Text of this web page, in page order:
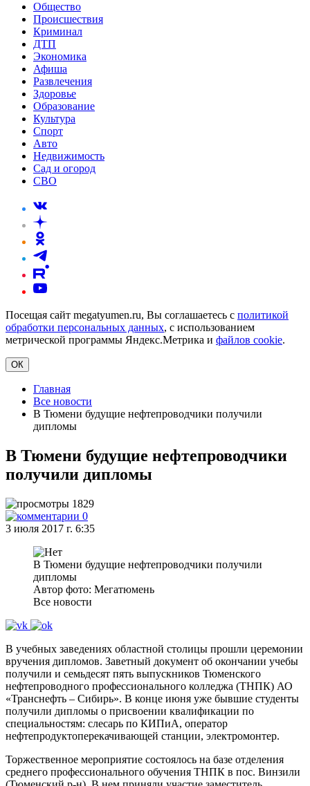
Общество
Происшествия
Криминал
ДТП
Экономика
Афиша
Развлечения
Здоровье
Образование
Культура
Спорт
Авто
Недвижимость
Сад и огород
СВО
Посещая сайт megatyumen.ru, Вы соглашаетесь с политикой
обработки персональных данных, с использованием
метрической программы Яндекс.Метрика и файлов cookie.
ОК
Главная
Все новости
В Тюмени будущие нефтепроводчики получили
дипломы
В Тюмени будущие нефтепроводчики
получили дипломы
1829
0
3 июля 2017 г. 6:35
В Тюмени будущие нефтепроводчики получили
дипломы
Автор фото: Мегатюмень
Все новости
В учебных заведениях областной столицы прошли церемонии
вручения дипломов. Заветный документ об окончании учебы
получили и семьдесят пять выпускников Тюменского
нефтепроводного профессионального колледжа (ТНПК) АО
«Транснефть – Сибирь». В конце июня уже бывшие студенты
получили дипломы о присвоении квалификации по
специальностям: слесарь по КИПиА, оператор
нефтепродуктоперекачивающей станции, электромонтер.
Торжественное мероприятие состоялось на базе отделения
среднего профессионального обучения ТНПК в пос. Винзили